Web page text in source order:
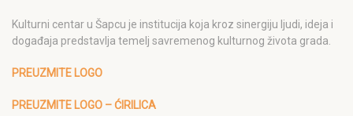
Kulturni centar u Šapcu je institucija koja kroz sinergiju ljudi, ideja i
događaja predstavlja temelj savremenog kulturnog života grada.
PREUZMITE LOGO
PREUZMITE LOGO – ĆIRILICA